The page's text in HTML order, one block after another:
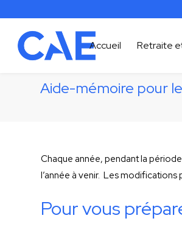
Accueil Retraite
Aide-mémoire pour
Chaque année, pendant la
l’année à venir. Les modifications
Pour vous